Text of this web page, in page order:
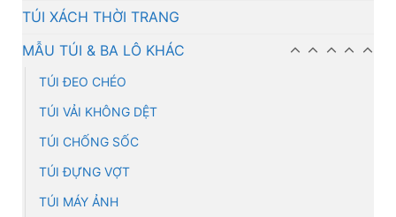
TÚI XÁCH THỜI TRANG
MẪU TÚI & BA LÔ KHÁC
TÚI ĐEO CHÉO
TÚI VẢI KHÔNG DỆT
TÚI CHỐNG SỐC
TÚI ĐỰNG VỢT
TÚI MÁY ẢNH